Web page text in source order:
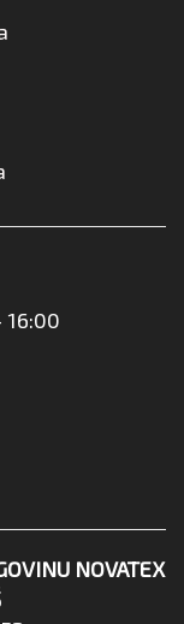
NOVATEX